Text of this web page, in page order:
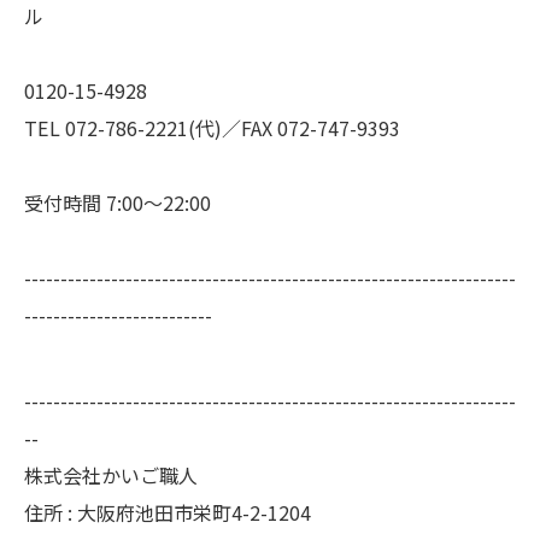
ル
0120-15-4928
TEL 072-786-2221(代)／FAX 072-747-9393
受付時間 7:00～22:00
--------------------------------------------------------------------
--------------------------
--------------------------------------------------------------------
--
株式会社かいご職人
住所 : 大阪府池田市栄町4-2-1204